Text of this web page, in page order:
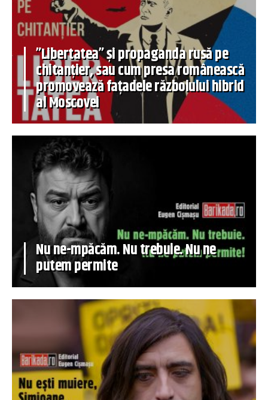
”Libertatea” și propaganda rusă pe
chitanțier, sau cum presa românească
promovează fațadele războiului hibrid
al Moscovei
Nu ne-mpăcăm. Nu trebuie. Nu ne
putem permite